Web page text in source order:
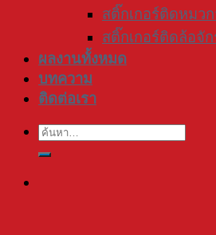
สติ๊กเกอร์ติดหมว
สติ๊กเกอร์ติดล้อจั
ผลงานทั้งหมด
บทความ
ติดต่อเรา
ค้นหา: